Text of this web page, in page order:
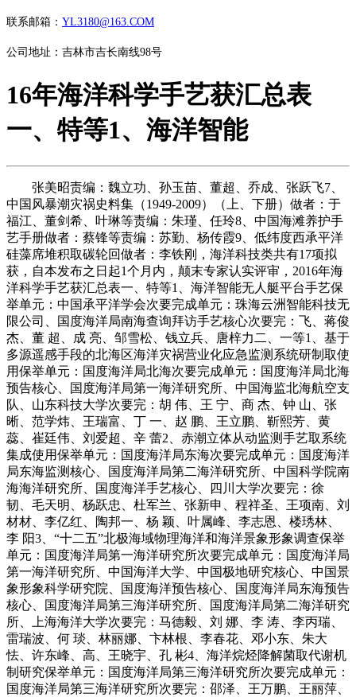
联系邮箱： YL3180@163.COM
公司地址：吉林市吉长南线98号
16年海洋科学手艺获汇总表
一、特等1、海洋智能
张美昭责编：魏立功、孙玉苗、董超、乔成、张跃飞7、
中国风暴潮灾祸史料集（1949-2009）（上、下册）做者：于
福江、董剑希、叶琳等责编：朱瑾、任玲8、中国海滩养护手
艺手册做者：蔡锋等责编：苏勤、杨传霞9、低纬度西承平洋
硅藻席堆积取碳轮回做者：李铁刚，海洋科技类共有17项拟
获，自本发布之日起1个月内，颠末专家认实评审，2016年海
洋科学手艺获汇总表一、特等1、海洋智能无人艇平台手艺保
举单元：中国承平洋学会次要完成单元：珠海云洲智能科技无
限公司、国度海洋局南海查询拜访手艺核心次要完：飞、蒋俊
杰、董 超、成 亮、邹雪松、钱立兵、唐梓力二、一等1、基于
多源遥感手段的北海区海洋灾祸营业化应急监测系统研制取使
用保举单元：国度海洋局北海次要完成单元：国度海洋局北海
预告核心、国度海洋局第一海洋研究所、中国海监北海航空支
队、山东科技大学次要完：胡 伟、王 宁、商 杰、钟 山、张
晰、范学炜、王瑞富、丁 一、赵 鹏、王立鹏、靳熙芳、黄
蕊、崔廷伟、刘爱超、辛 蕾2、赤潮立体从动监测手艺取系统
集成使用保举单元：国度海洋局东海次要完成单元：国度海洋
局东海监测核心、国度海洋局第二海洋研究所、中国科学院南
海海洋研究所、国度海洋手艺核心、四川大学次要完：徐
韧、毛天明、杨跃忠、杜军兰、张新申、程祥圣、王项南、刘
材材、李亿红、陶邦一、杨 颖、叶属峰、李志恩、楼琇林、
李 阳3、“十二五”北极海域物理海洋和海洋景象形象调查保举
单元：国度海洋局第一海洋研究所次要完成单元：国度海洋局
第一海洋研究所、中国海洋大学、中国极地研究核心、中国景
象形象科学研究院、国度海洋预告核心、国度海洋局东海预告
核心、国度海洋局第三海洋研究所、国度海洋局第二海洋研究
所、上海海洋大学次要完：马德毅、刘 娜、李 涛、李丙瑞、
雷瑞波、何 琰、林丽娜、卞林根、李春花、邓小东、朱大
怯、许东峰、高、王晓宇、孔 彬4、海洋烷烃降解菌取代谢机
制研究保举单元：国度海洋局第三海洋研究所次要完成单元：
国度海洋局第三海洋研究所次要完：邵泽、王万鹏、王丽萍、